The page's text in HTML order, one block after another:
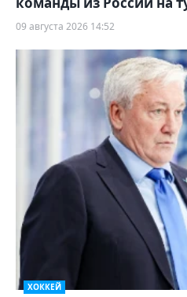
09 августа 2026 14:52
ХОККЕЙ